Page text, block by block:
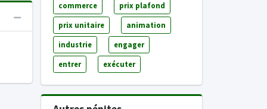
commerce prix plafond
prix unitaire animation
industrie engager
entrer exécuter